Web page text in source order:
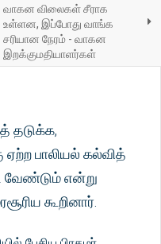
வாகன விலைகள் சீராக
உள்ளன, இப்போது வாங்க
சரியான நேரம் - வாகன
இறக்குமதியாளர்கள்
தடுக்க,
பாலியல் கல்வித்
வேண்டும் என்று
கூறினார்.